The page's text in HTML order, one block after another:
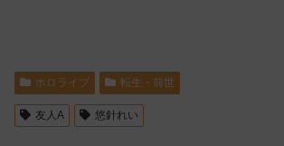
ホロライブ 転生・前世
友人A 悠針れい